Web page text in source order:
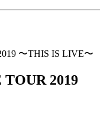
2019